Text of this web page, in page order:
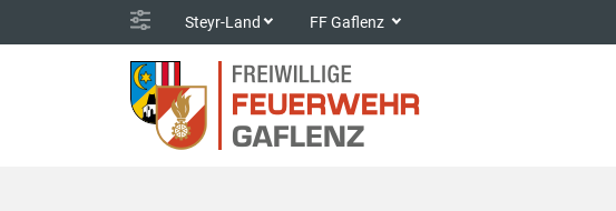
Steyr-Land FF Gaflenz